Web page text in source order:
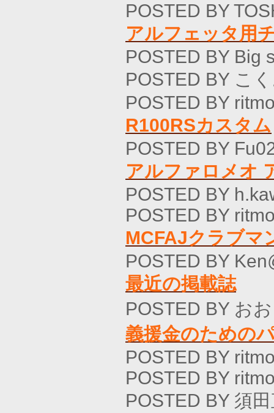
POSTED BY
アルフェッタ用
POSTED BY Big
POSTED BY こ
POSTED BY
R100RSカスタム
POSTED BY
アルファロメオ
POSTED BY
POSTED BY
MCFAJクラブマ
POSTED BY
最近の掲載誌
POSTED BY お
義援金のための
POSTED BY
POSTED BY
POSTED BY 須